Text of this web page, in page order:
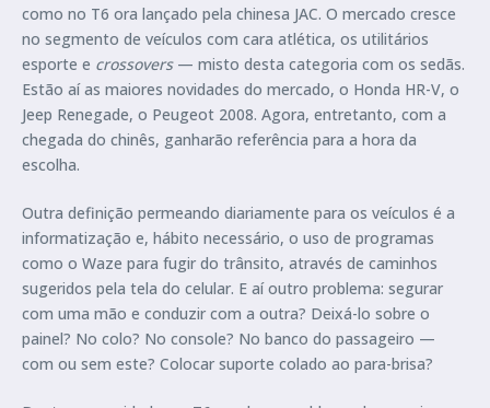
como no T6 ora lançado pela chinesa JAC. O mercado cresce
no segmento de veículos com cara atlética, os utilitários
esporte e crossovers— misto desta categoria com os sedãs.
Estão aí as maiores novidades do mercado, o Honda HR-V, o
Jeep Renegade, o Peugeot 2008. Agora, entretanto, com a
chegada do chinês, ganharão referência para a hora da
escolha.
Outra definição permeando diariamente para os veículos é a
informatização e, hábito necessário, o uso de programas
como o Waze para fugir do trânsito, através de caminhos
sugeridos pela tela do celular. E aí outro problema: segurar
com uma mão e conduzir com a outra? Deixá-lo sobre o
painel? No colo? No console? No banco do passageiro —
com ou sem este? Colocar suporte colado ao para-brisa?